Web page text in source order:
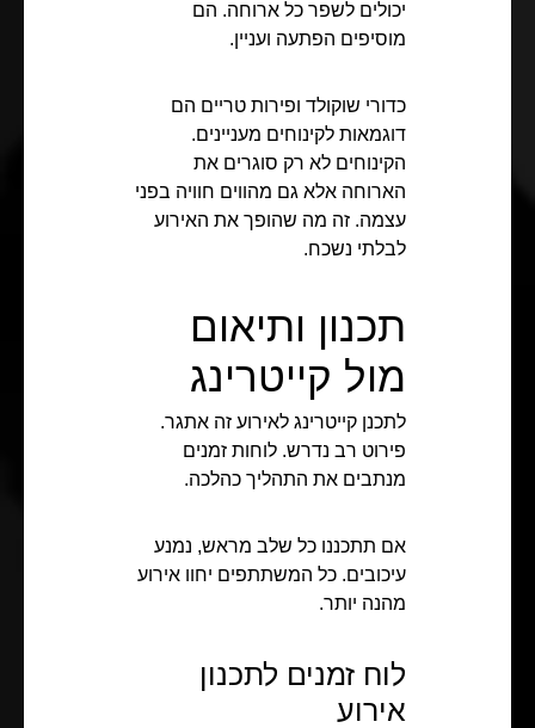
יכולים לשפר כל ארוחה. הם
מוסיפים הפתעה ועניין.
כדורי שוקולד ופירות טריים הם
דוגמאות לקינוחים מעניינים.
הקינוחים לא רק סוגרים את
הארוחה אלא גם מהווים חוויה בפני
עצמה. זה מה שהופך את האירוע
לבלתי נשכח.
תכנון ותיאום
מול קייטרינג
לתכנן קייטרינג לאירוע זה אתגר.
פירוט רב נדרש. לוחות זמנים
מנתבים את התהליך כהלכה.
אם תתכננו כל שלב מראש, נמנע
עיכובים. כל המשתתפים יחוו אירוע
מהנה יותר.
לוח זמנים לתכנון
אירוע